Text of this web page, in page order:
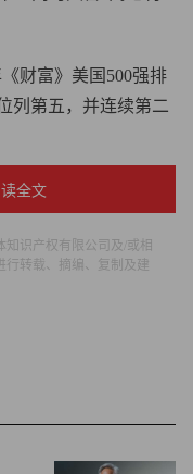
财富》美国500强排
列第五，并连续第二
次突破1000亿美元大
业的历史最高纪录。
业务的营业利润率约
12个月自由现金流尚
年资本开支提升至近
程站在岸上，这一次
全文
知识产权有限公司及/或相
行转载、摘编、复制及建